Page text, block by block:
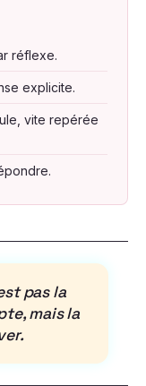
réflexe.
explicite.
vite repérée
pas la
mais la